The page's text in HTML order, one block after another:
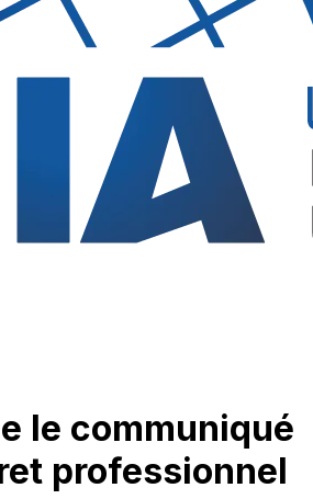
le communiqué
professionnel